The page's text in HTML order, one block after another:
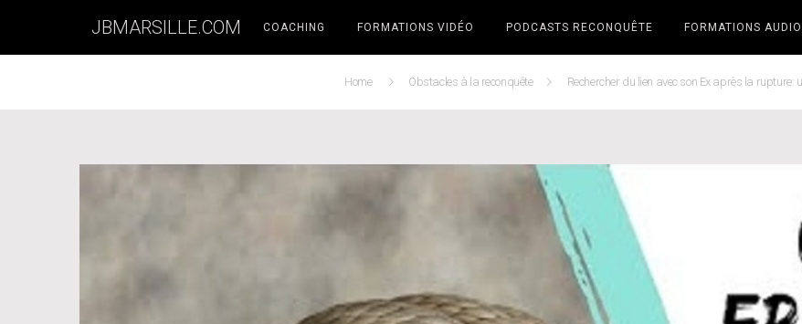
JBMARSILLE.COM COACHING FORMATIONS VIDÉO PODCASTS RECONQUÊTE FORMATIONS AUDIO
Home Obstacles à la reconquête Rechercher du lien avec son Ex après la rupture: